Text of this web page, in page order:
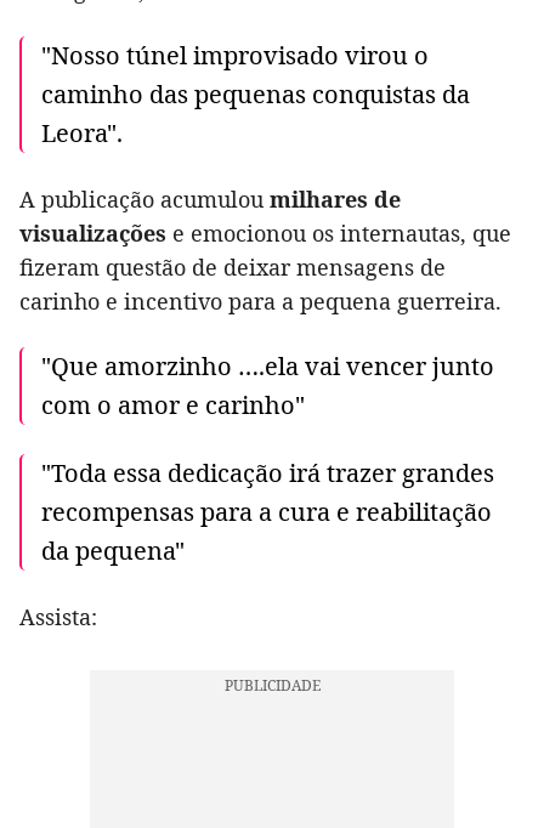
"Nosso túnel improvisado virou o
caminho das pequenas conquistas da
Leora".
A publicação acumulou milhares de
visualizações e emocionou os internautas, que
fizeram questão de deixar mensagens de
carinho e incentivo para a pequena guerreira.
"Que amorzinho ….ela vai vencer junto
com o amor e carinho"
"Toda essa dedicação irá trazer grandes
recompensas para a cura e reabilitação
da pequena"
Assista: